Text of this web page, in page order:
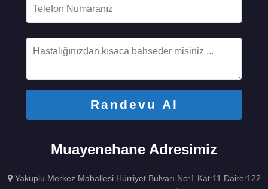
Muayenehane Adresimiz
Yakuplu Merkez Mahallesi Hürriyet Bulvarı No:1 Kat:11 Daire:122